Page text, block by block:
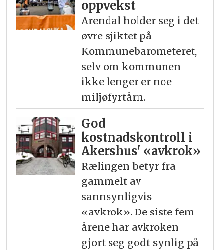
oppvekst
Arendal holder seg i det
øvre sjiktet på
Kommunebarometeret,
selv om kommunen
ikke lenger er noe
miljøfyrtårn.
God
kostnadskontroll i
Akershus' «avkrok»
Rælingen betyr fra
gammelt av
sannsynligvis
«avkrok». De siste fem
årene har avkroken
gjort seg godt synlig på